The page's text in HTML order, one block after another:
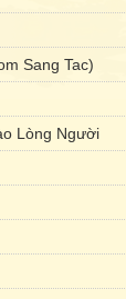
Sang Tac)
Lòng Người